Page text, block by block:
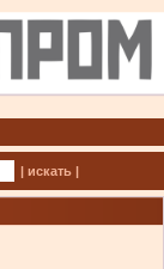
| искать |